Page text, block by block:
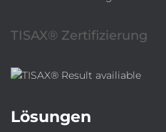
TISAX® Zertifizierung
Lösungen